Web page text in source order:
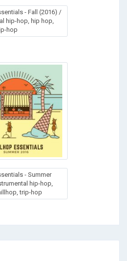
- Fall (2016) /
hip-hop, hip hop,
hop
- Summer
hip-hop,
trip-hop